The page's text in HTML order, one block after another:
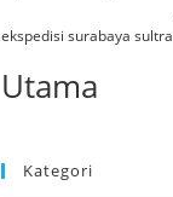
ekspedisi surabaya sultra
Utama
Kategori